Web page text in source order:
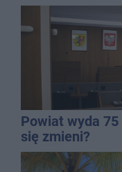
Powiat wyda 75
się zmieni?